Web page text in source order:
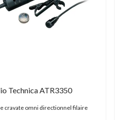
Technica ATR3350
cravate omni directionnel filaire